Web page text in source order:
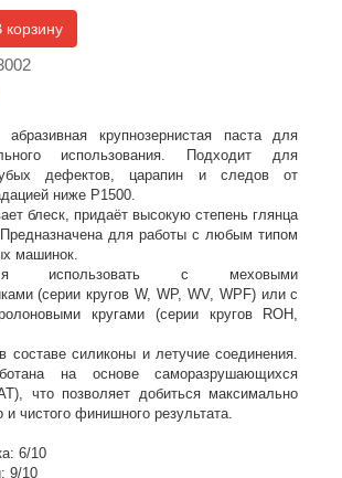
корзину
крупнозернистая паста для
использования. Подходит для
дефектов, царапин и следов от
ниже P1500.
блеск, придаёт высокую степень глянца
Предназначена для работы с любым типом
машинок.
использовать с меховыми
(серии кругов W, WP, WV, WPF) или с
кругами (серии кругов ROH,
составе силиконы и летучие соединения.
на основе саморазрушающихся
что позволяет добиться максимально
чистого финишного результата.
6/10
9/10